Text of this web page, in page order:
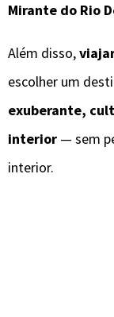
Mirante do Rio
Além disso,
escolher um
exuberante,
interior — sem
interior.